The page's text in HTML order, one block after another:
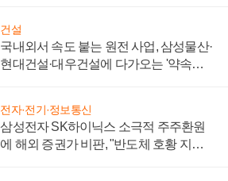
건설
국내외서 속도 붙는 원전 사업, 삼성물산·
현대건설·대우건설에 다가오는 '약속의
전자·전기·정보통신
삼성전자 SK하이닉스 소극적 주주환원
에 해외 증권가 비판, "반도체 호황 지속